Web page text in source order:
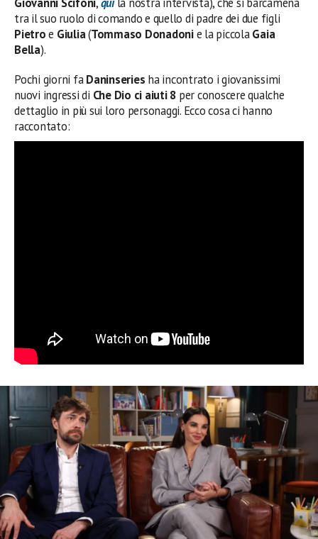
Giovanni Scifoni,quila nostra intervista), che si barcamena
tra il suo ruolo di comando e quello di padre dei due figli
Pietroe Giulia(Tommaso Donadonie la piccolaGaia
Bella).
Pochi giorni faDaninseries ha incontrato i giovanissimi
nuovi ingressi di Che Dio ci aiuti 8 per conoscere qualche
dettaglio in più sui loro personaggi. Ecco cosa ci hanno
raccontato: